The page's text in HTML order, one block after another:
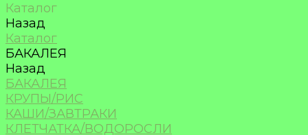
Каталог
Назад
Каталог
БАКАЛЕЯ
Назад
БАКАЛЕЯ
КРУПЫ/РИС
КАШИ/ЗАВТРАКИ
КЛЕТЧАТКА/ВОДОРОСЛИ